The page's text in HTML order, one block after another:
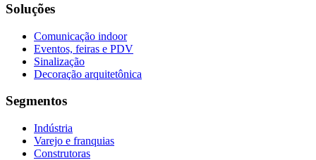
Soluções
Comunicação indoor
Eventos, feiras e PDV
Sinalização
Decoração arquitetônica
Segmentos
Indústria
Varejo e franquias
Construtoras